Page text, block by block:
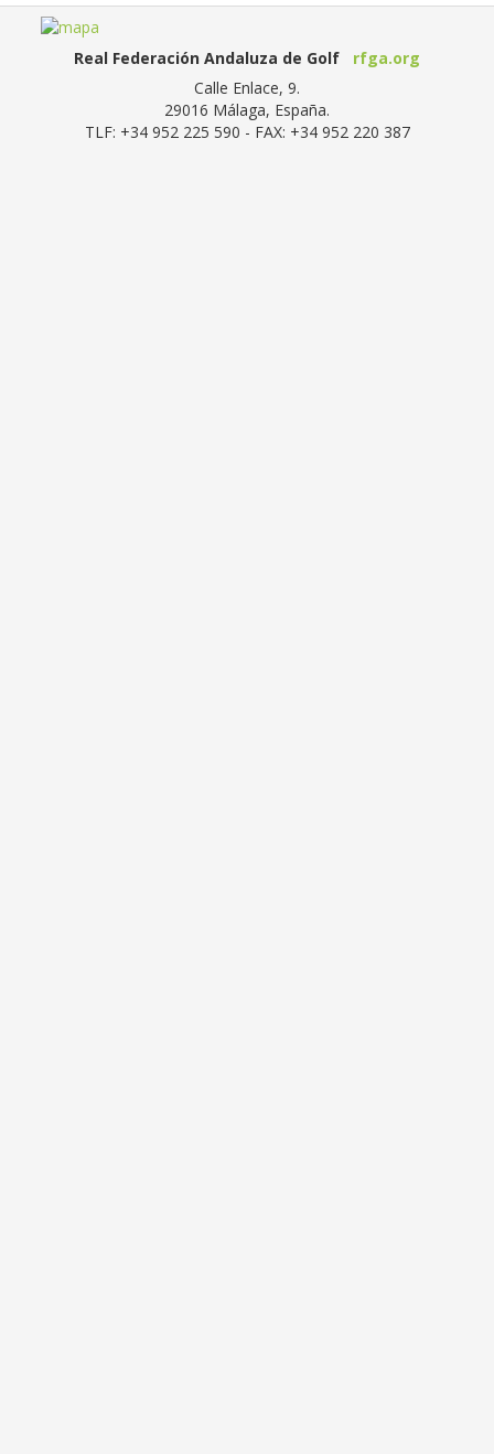
Real Federación Andaluza de Golf
rfga.org
Calle Enlace, 9.
29016 Málaga, España.
TLF: +34 952 225 590 - FAX: +34 952 220 387